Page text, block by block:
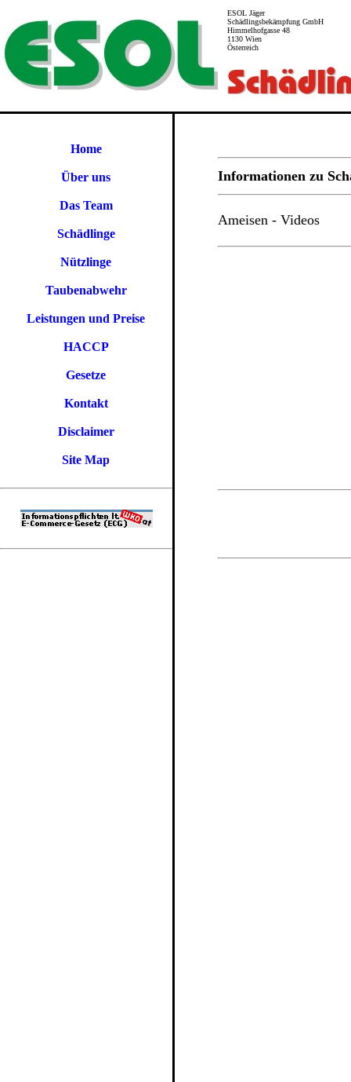
ESOL Jäger
Schädlingsbekämpfung GmbH
Himmelhofgasse 48
1130 Wien
Österreich
Home
Über uns
Das Team
Schädlinge
Nützlinge
Taubenabwehr
Leistungen und Preise
HACCP
Gesetze
Kontakt
Disclaimer
Site Map
Informationen zu
Ameisen - Videos